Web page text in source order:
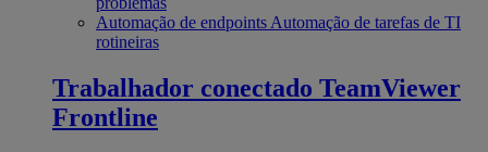
Automação de endpoints Automação de tarefas de TI
rotineiras
Trabalhador conectado TeamViewer
Frontline